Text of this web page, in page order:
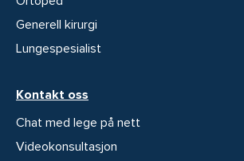
Generell kirurgi
Lungespesialist
Kontakt oss
Chat med lege på nett
Videokonsultasjon